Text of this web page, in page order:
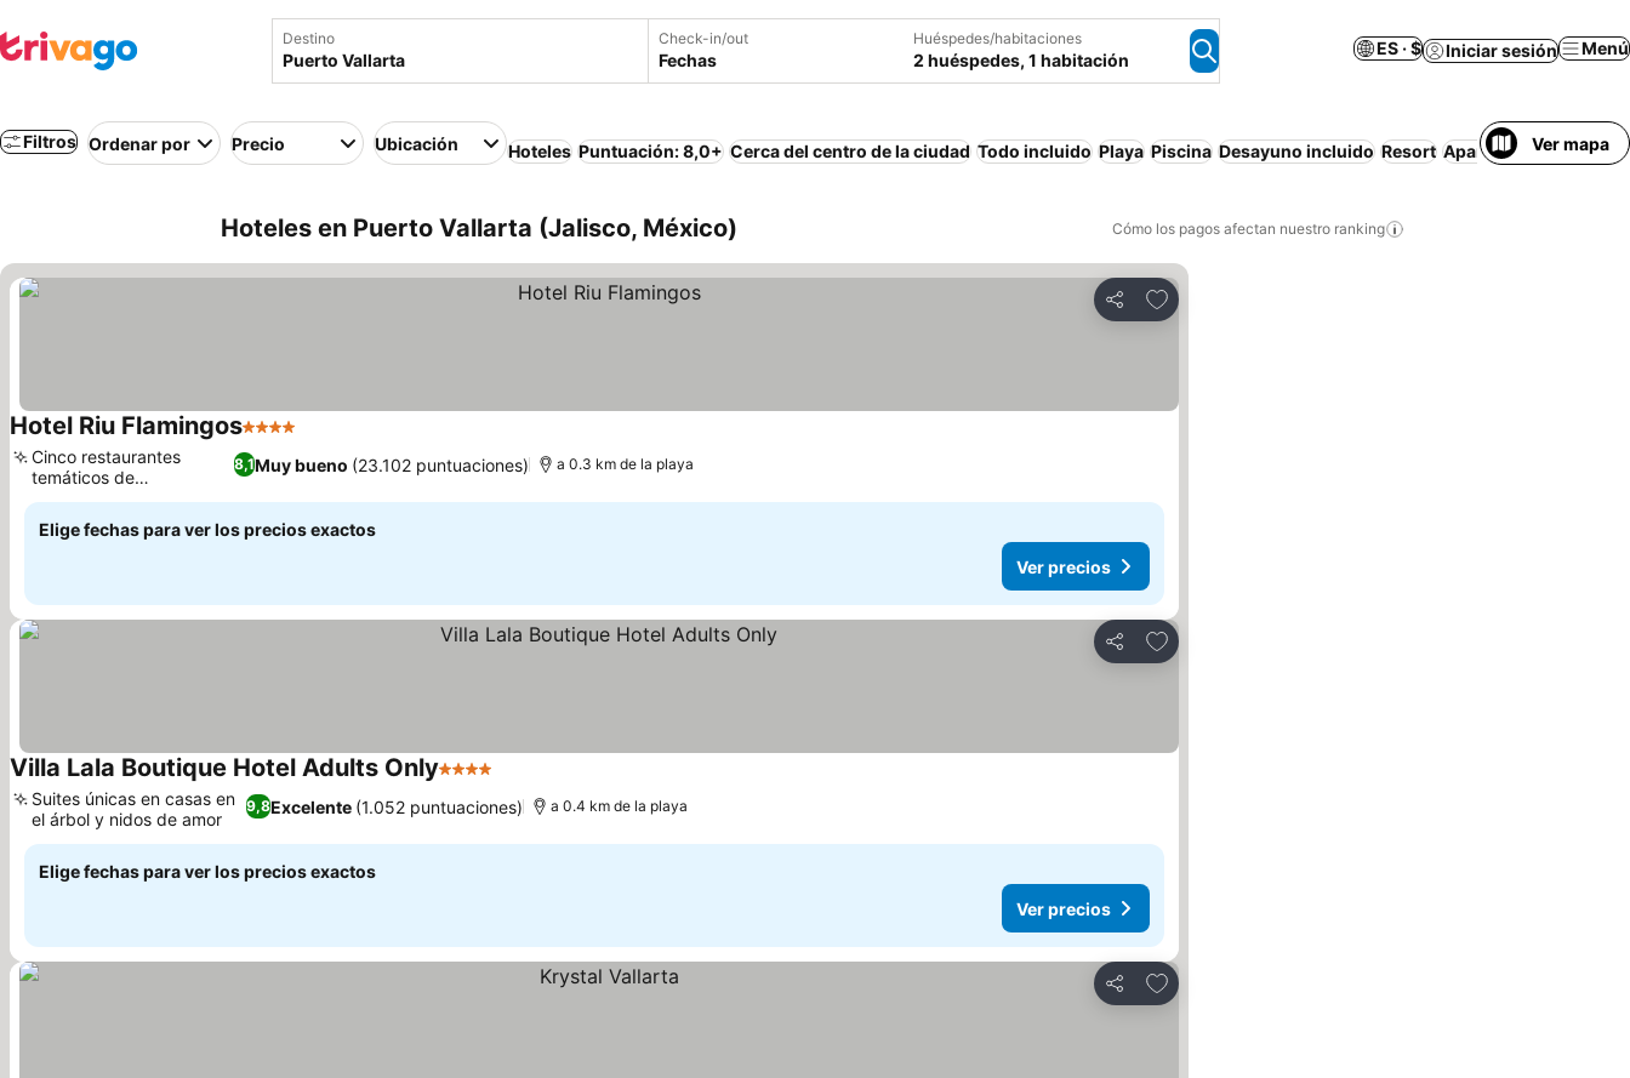
Destino Check-in/out
Fechas
Huéspedes/habitaciones
2 huéspedes, 1 habitación
ES · $ Iniciar sesión Menú
Filtros Ordenar por Precio Ubicación Hoteles Puntuación: 8,0+ Cerca del centro de la ciudad Todo incluido Playa Piscina Desayuno incluido Resort ApartamentoVer mapa
Hoteles en Puerto Vallarta (Jalisco, México) Cómo los pagos afectan nuestro ranking
Compartir
Agregar a favoritos
Hotel Riu Flamingos4 Estrellas
8,1Muy bueno (23.102 puntuaciones)
Cinco restaurantes
temáticos de
especialidades
a 0.3 km de la playa
Elige fechas para ver los precios exactos
Ver precios
Compartir
Agregar a favoritos
Villa Lala Boutique Hotel Adults Only4 Estrellas
9,8Excelente (1.052 puntuaciones)
Suites únicas en casas en
el árbol y nidos de amor
a 0.4 km de la playa
Elige fechas para ver los precios exactos
Ver precios
Compartir
Agregar a favoritos